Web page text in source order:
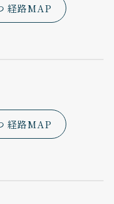
経路MAP
経路MAP